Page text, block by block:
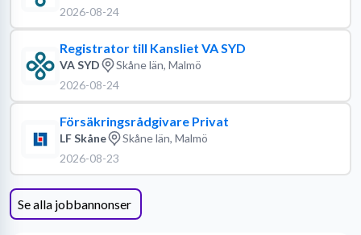
2026-08-24
Registrator till Kansliet VA SYD
VA SYD
Skåne län, Malmö
2026-08-24
Försäkringsrådgivare Privat
LF Skåne
Skåne län, Malmö
2026-08-23
Se alla jobbannonser